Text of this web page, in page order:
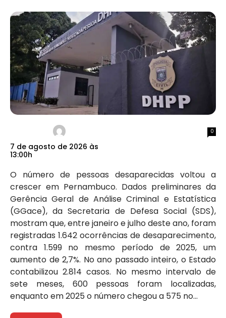
7 de agosto de 2026 às
13:00h
0
O número de pessoas desaparecidas voltou a
crescer em Pernambuco. Dados preliminares da
Gerência Geral de Análise Criminal e Estatística
(GGace), da Secretaria de Defesa Social (SDS),
mostram que, entre janeiro e julho deste ano, foram
registradas 1.642 ocorrências de desaparecimento,
contra 1.599 no mesmo período de 2025, um
aumento de 2,7%. No ano passado inteiro, o Estado
contabilizou 2.814 casos. No mesmo intervalo de
sete meses, 600 pessoas foram localizadas,
enquanto em 2025 o número chegou a 575 no...